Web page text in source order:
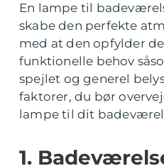
En lampe til
skabe den perfekte
med at den opfylder
funktionelle behov
spejlet og generel
faktorer, du bør
lampe til dit
1.